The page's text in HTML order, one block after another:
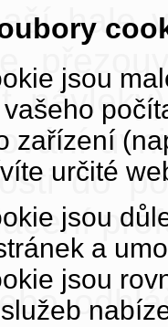
jsou
zařízení
určité
jsou
a
jsou
hale
do